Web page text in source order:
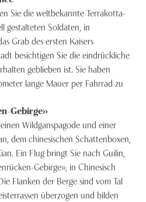
Sie die weltbekannte Terrakotta-
gestalteten Soldaten, in
Grab des ersten Kaisers
besichtigen Sie die eindrückliche
geblieben ist. Sie haben
lange Mauer per Fahrrad zu
Gebirge»
Wildganspagode und einer
dem chinesischen Schattenboxen,
Ein Flug bringt Sie nach Guilin,
Gebirge», in Chinesisch
Flanken der Berge sind vom Tal
überzogen und bilden